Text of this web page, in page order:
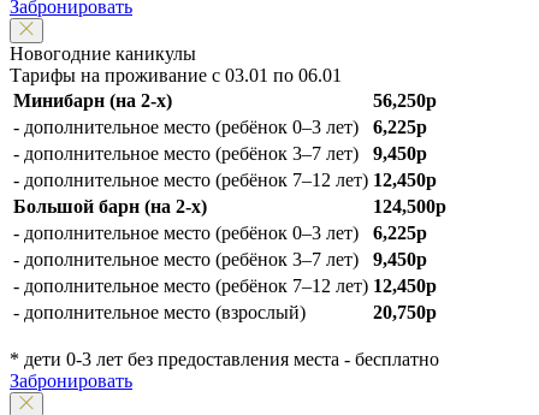
Забронировать
Новогодние каникулы
Тарифы на проживание с 03.01 по 06.01
Минибарн (на 2-х)
56,250р
- дополнительное место (ребёнок 0–3 лет)
6,225р
- дополнительное место (ребёнок 3–7 лет)
9,450р
- дополнительное место (ребёнок 7–12 лет) 12,450р
Большой барн (на 2-х)
124,500р
- дополнительное место (ребёнок 0–3 лет)
6,225р
- дополнительное место (ребёнок 3–7 лет)
9,450р
- дополнительное место (ребёнок 7–12 лет) 12,450р
- дополнительное место (взрослый)
20,750р
* дети 0-3 лет без предоставления места - бесплатно
Забронировать